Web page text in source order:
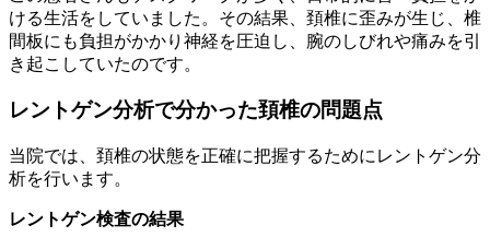
ける生活をしていました。その結果、頚椎に歪みが生じ、椎
間板にも負担がかかり神経を圧迫し、腕のしびれや痛みを引
き起こしていたのです。
レントゲン分析で分かった頚椎の問題点
当院では、頚椎の状態を正確に把握するためにレントゲン分
析を行います。
レントゲン検査の結果